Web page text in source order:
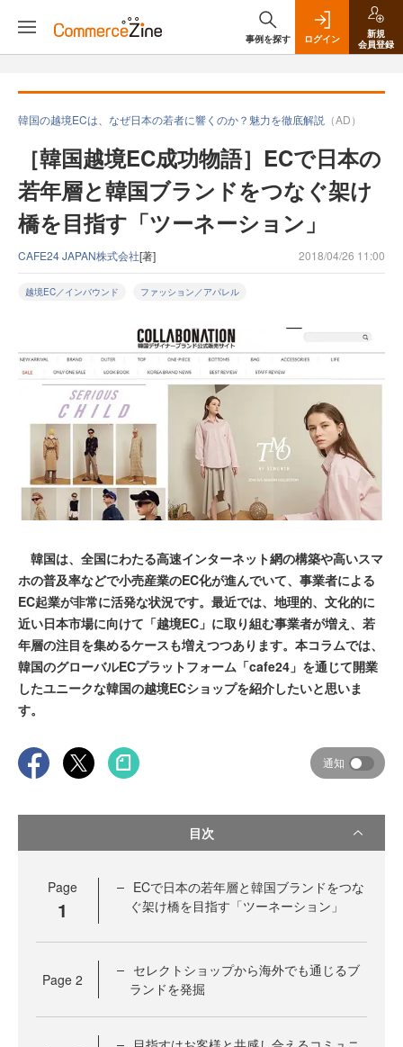
事例を探す ログイン
新規
会員登録
韓国の越境ECは、なぜ日本の若者に響くのか？魅力を徹底解説 （AD）
［韓国越境EC成功物語］ECで日本の
若年層と韓国ブランドをつなぐ架け
橋を目指す「ツーネーション」
CAFE24 JAPAN株式会社[著] 2018/04/26 11:00
越境EC／インバウンド ファッション／アパレル
韓国は、全国にわたる高速インターネット網の構築や高いスマ
ホの普及率などで小売産業のEC化が進んでいて、事業者による
EC起業が非常に活発な状況です。最近では、地理的、文化的に
近い日本市場に向けて「越境EC」に取り組む事業者が増え、若
年層の注目を集めるケースも増えつつあります。本コラムでは、
韓国のグローバルECプラットフォーム「cafe24」を通じて開業
したユニークな韓国の越境ECショップを紹介したいと思いま
す。
通知
目次
Page
1
ECで日本の若年層と韓国ブランドをつな
ぐ架け橋を目指す「ツーネーション」
Page 2
セレクトショップから海外でも通じるブ
ランドを発掘